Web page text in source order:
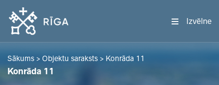
Izvēlne
Sākums > Objektu saraksts > Konrāda 11
Konrāda 11